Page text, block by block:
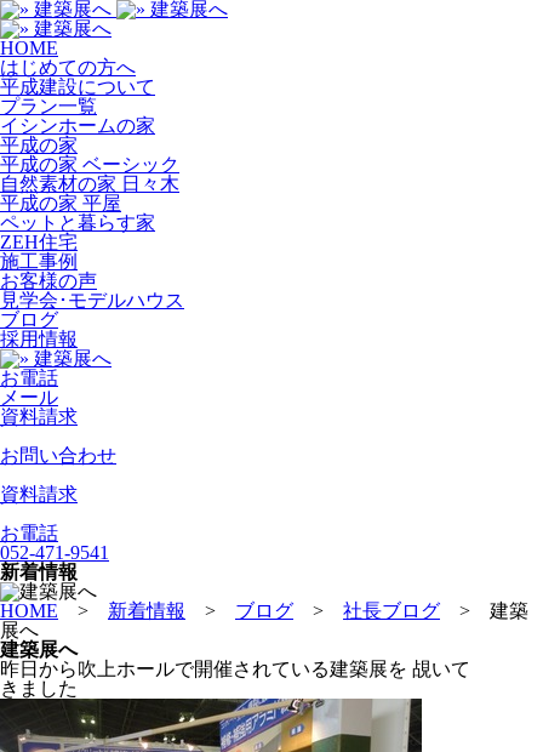
HOME
はじめての方へ
平成建設について
プラン一覧
イシンホームの家
平成の家
平成の家 ベーシック
自然素材の家 日々木
平成の家 平屋
ペットと暮らす家
ZEH住宅
施工事例
お客様の声
見学会･モデルハウス
ブログ
採用情報
お電話
メール
資料請求
お問い合わせ
資料請求
お電話
052-471-9541
新着情報
HOME > 新着情報 > ブログ > 社長ブログ > 建築
展へ
建築展へ
昨日から吹上ホールで開催されている建築展を 覘いて
きました